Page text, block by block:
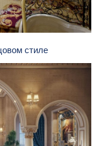
стиле